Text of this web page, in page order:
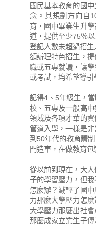
國民基本教育的國
念。其規劃方向自
育，國中畢業生升
道，提供至少75％
登記人數未超過招
額辦理特色招生，
職或五專就讀，讓
或考試，均希望導
記得4、5年級生，
校、五專及一般高
領域及各項才華的
管道入學，一樣是
到50年代的教育體
門造車，在做教育包
從以前到現在，大
子的學習壓力，但
怎麼辦？減輕了國
力那麼大學壓力怎
大學壓力那麼出社
那麼成家立業生子